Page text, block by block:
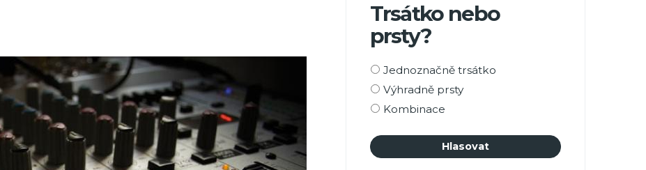
Trsátko nebo
prsty?
Možnosti
výběru
Jednoznačně trsátko
Výhradně prsty
Kombinace